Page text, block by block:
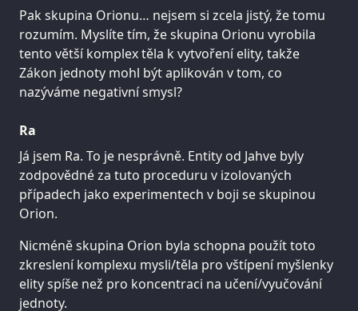
Pak skupina Orionu… nejsem si zcela jistý, že tomu
rozumím. Myslíte tím, že skupina Orionu vyrobila
tento větší komplex těla k vytvoření elity, takže
Zákon jednoty mohl být aplikován v tom, co
nazýváme negativní smysl?
Ra
Já jsem Ra. To je nesprávně. Entity od Jahve byly
zodpovědné za tuto proceduru v izolovaných
případech jako experimentech v boji se skupinou
Orion.
Nicméně skupina Orion byla schopna použít toto
zkreslení komplexu mysli/těla pro vštípení myšlenky
elity spíše než pro koncentraci na učení/vyučování
jednoty.